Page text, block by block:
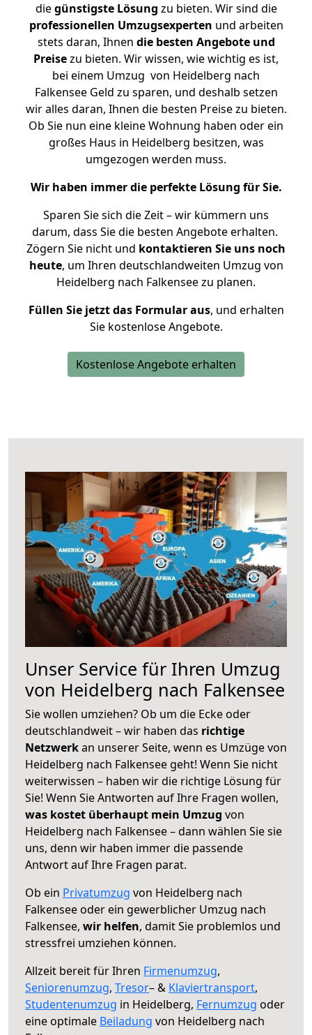
diegünstigste Lösung zu bieten. Wir sind die
professionellen Umzugsexperten und arbeiten
stets daran, Ihnen die besten Angebote und
Preisezu bieten. Wir wissen, wie wichtig es ist,
bei einem Umzug von Heidelberg nach
Falkensee Geld zu sparen, und deshalb setzen
wir alles daran, Ihnen die besten Preise zu bieten.
Ob Sie nun eine kleine Wohnung haben oder ein
großes Haus in Heidelberg besitzen, was
umgezogen werden muss.
Wir haben immer die perfekte Lösung für Sie.
Sparen Sie sich die Zeit – wir kümmern uns
darum, dass Sie die besten Angebote erhalten.
Zögern Sie nicht und kontaktieren Sie uns noch
heute, um Ihren deutschlandweiten Umzug von
Heidelberg nach Falkensee zu planen.
Füllen Sie jetzt das Formular aus, und erhalten
Sie kostenlose Angebote.
Kostenlose Angebote erhalten
Unser Service für Ihren Umzug
von Heidelberg nach Falkensee
Sie wollen umziehen? Ob um die Ecke oder
deutschlandweit – wir haben das richtige
Netzwerkan unserer Seite, wenn es Umzüge von
Heidelberg nach Falkensee geht! Wenn Sie nicht
weiterwissen – haben wir die richtige Lösung für
Sie! Wenn Sie Antworten auf Ihre Fragen wollen,
was kostet überhaupt mein Umzug von
Heidelberg nach Falkensee – dann wählen Sie sie
uns, denn wir haben immer die passende
Antwort auf Ihre Fragen parat.
Ob ein Privatumzug von Heidelberg nach
Falkensee oder ein gewerblicher Umzug nach
Falkensee, wir helfen, damit Sie problemlos und
stressfrei umziehen können.
Allzeit bereit für Ihren Firmenumzug,
Seniorenumzug, Tresor– & Klaviertransport,
Studentenumzug in Heidelberg, Fernumzug oder
eine optimale Beiladung von Heidelberg nach